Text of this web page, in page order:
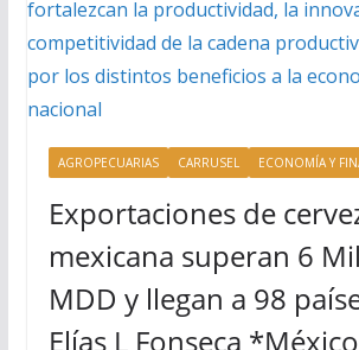
AGROPECUARIAS CARRUSEL ECONOMÍA Y
Exportaciones de
mexicana superan 6
MDD y llegan a 98
Elías L Fonseca *México